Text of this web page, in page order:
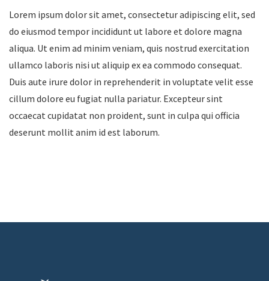
Lorem ipsum dolor sit amet, consectetur adipiscing elit, sed
do eiusmod tempor incididunt ut labore et dolore magna
aliqua. Ut enim ad minim veniam, quis nostrud exercitation
ullamco laboris nisi ut aliquip ex ea commodo consequat.
Duis aute irure dolor in reprehenderit in voluptate velit esse
cillum dolore eu fugiat nulla pariatur. Excepteur sint
occaecat cupidatat non proident, sunt in culpa qui officia
deserunt mollit anim id est laborum.